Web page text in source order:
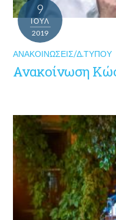
9
ΙΟΎΛ
2019
ΑΝΑΚΟΙΝΏΣΕΙΣ/Δ.ΤΎΠΟΥ
Ανακοίνωση